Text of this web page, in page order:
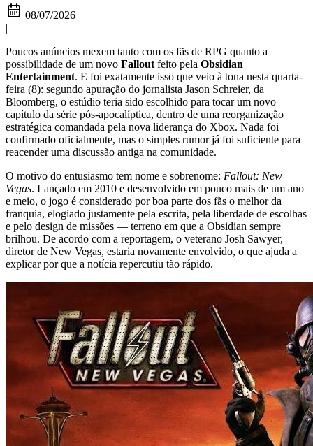
08/07/2026
|
Poucos anúncios mexem tanto com os fãs de RPG quanto a
possibilidade de um novo Fallout feito pela Obsidian
Entertainment. E foi exatamente isso que veio à tona nesta quarta-
feira (8): segundo apuração do jornalista Jason Schreier, da
Bloomberg, o estúdio teria sido escolhido para tocar um novo
capítulo da série pós-apocalíptica, dentro de uma reorganização
estratégica comandada pela nova liderança do Xbox. Nada foi
confirmado oficialmente, mas o simples rumor já foi suficiente para
reacender uma discussão antiga na comunidade.
O motivo do entusiasmo tem nome e sobrenome: Fallout: New
Vegas. Lançado em 2010 e desenvolvido em pouco mais de um ano
e meio, o jogo é considerado por boa parte dos fãs o melhor da
franquia, elogiado justamente pela escrita, pela liberdade de escolhas
e pelo design de missões — terreno em que a Obsidian sempre
brilhou. De acordo com a reportagem, o veterano Josh Sawyer,
diretor de New Vegas, estaria novamente envolvido, o que ajuda a
explicar por que a notícia repercutiu tão rápido.